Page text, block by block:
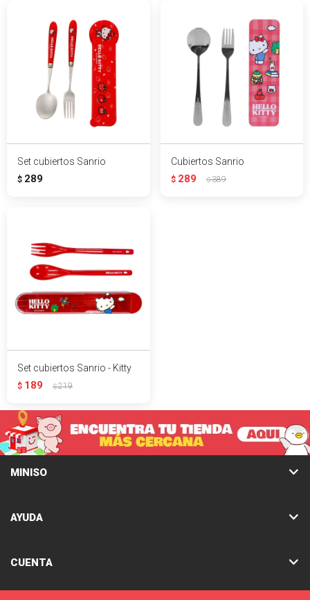
Set cubiertos Sanrio
$ 289
Cubiertos Sanrio
$ 289 $389
Set cubiertos Sanrio - Kitty
$ 189 $219
MINISO
AYUDA
CUENTA